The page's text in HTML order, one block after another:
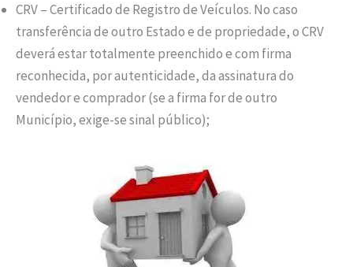
CRV – Certificado de Registro de Veículos. No caso
transferência de outro Estado e de propriedade, o CRV
deverá estar totalmente preenchido e com firma
reconhecida, por autenticidade, da assinatura do
vendedor e comprador (se a firma for de outro
Município, exige-se sinal público);